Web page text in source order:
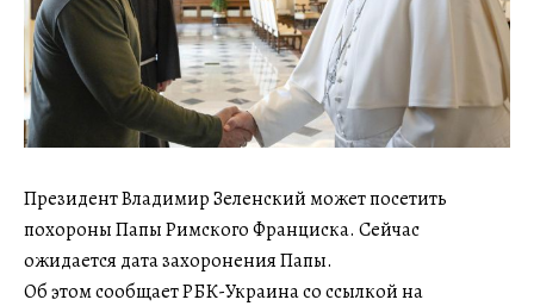
Президент Владимир Зеленский может посетить
похороны Папы Римского Франциска. Сейчас
ожидается дата захоронения Папы.
Об этом сообщает РБК-Украина со ссылкой на